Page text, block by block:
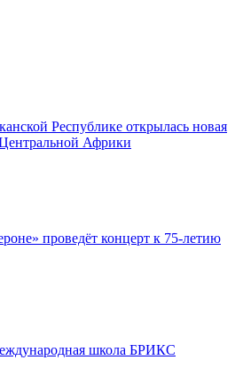
Республике открылась новая
Африки
проведёт концерт к 75-летию
школа БРИКС